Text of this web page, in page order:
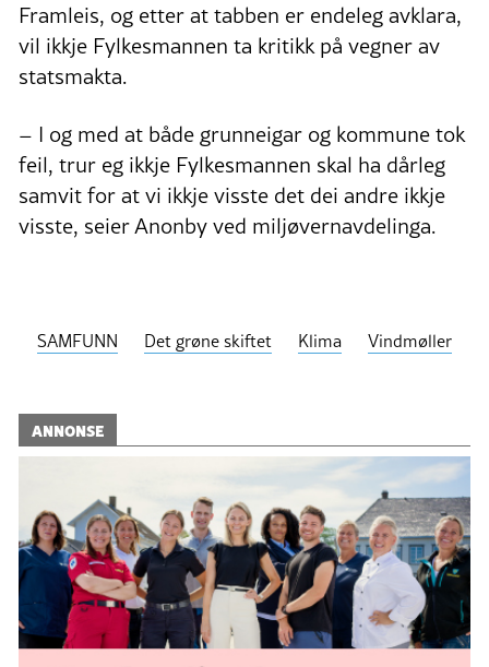
Framleis, og etter at tabben er endeleg avklara,
vil ikkje Fylkesmannen ta kritikk på vegner av
statsmakta.
– I og med at både grunneigar og kommune tok
feil, trur eg ikkje Fylkesmannen skal ha dårleg
samvit for at vi ikkje visste det dei andre ikkje
visste, seier Anonby ved miljøvernavdelinga.
SAMFUNN Det grøne skiftet Klima Vindmøller
ANNONSE